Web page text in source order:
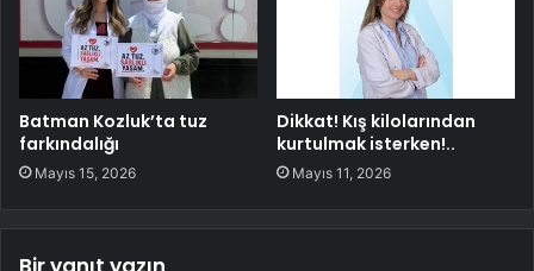
Batman Kozluk’ta tuz
farkındalığı
Mayıs 15, 2026
Dikkat! Kış kilolarından
kurtulmak isterken!..
Mayıs 11, 2026